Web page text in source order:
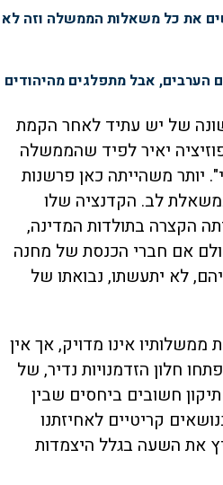
את כל משאלות הממשלה וזה לא
הערבים, אבל מתפלגים מהיהודים
של יש עתיד לאחר הקמת
יאיר לפיד שהממשלה
יותר משהייתה כאן פרשנות
לב. הקדנציה שלו
הקצרה בתולדות המדינה,
אם חברי הכנסת של מחנה
לא יתעשתו, נבואתו של
אינו מדויק, אך אין
חלון הזדמנויות נדיר, של
חשובים ביחסים שבין
קריטיים לאחיזתנו
את השעה בגלל היצמדות